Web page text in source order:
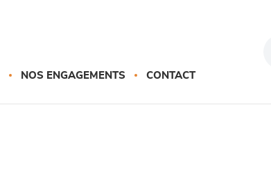
NOS ENGAGEMENTS CONTACT